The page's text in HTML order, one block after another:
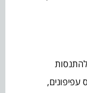
12 שמוזמנים להתנסות
עפיפונים,